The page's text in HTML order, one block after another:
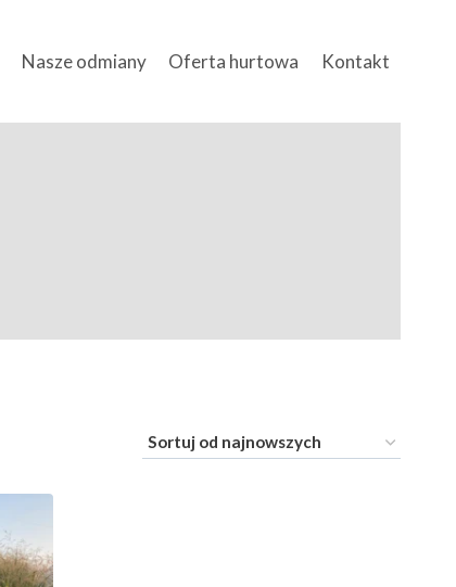
Nasze odmiany Oferta hurtowa Kontakt